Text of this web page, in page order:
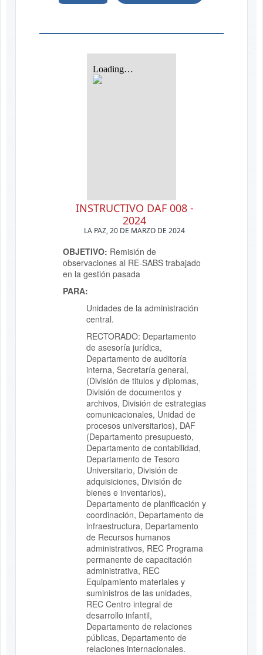
INSTRUCTIVO DAF 008 -
2024
LA PAZ, 20 DE MARZO DE 2024
OBJETIVO: Remisión de
observaciones al RE-SABS trabajado
en la gestión pasada
PARA:
Unidades de la administración
central.
RECTORADO: Departamento
de asesoría jurídica,
Departamento de auditoría
interna, Secretaría general,
(División de titulos y diplomas,
División de documentos y
archivos, División de estrategias
comunicacionales, Unidad de
procesos universitarios), DAF
(Departamento presupuesto,
Departamento de contabilidad,
Departamento de Tesoro
Universitario, División de
adquisiciones, División de
bienes e inventarios),
Departamento de planificación y
coordinación, Departamento de
infraestructura, Departamento
de Recursos humanos
administrativos, REC Programa
permanente de capacitación
administrativa, REC
Equipamiento materiales y
suministros de las unidades,
REC Centro integral de
desarrollo infantil,
Departamento de relaciones
públicas, Departamento de
relaciones internacionales.